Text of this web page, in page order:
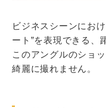
ビジネスシーンにお
ート”を表現できる、
このアングルのショ
綺麗に撮れません。